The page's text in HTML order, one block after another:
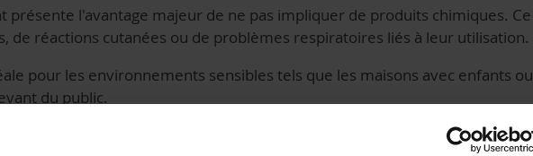
présente l'avantage majeur de ne pas impliquer de produits chimiques. Ce
de réactions cutanées ou de problèmes respiratoires liés à leur utilisation.
pour les environnements sensibles tels que les maisons avec enfants ou
du public.
et sanitaires du nettoyage à la